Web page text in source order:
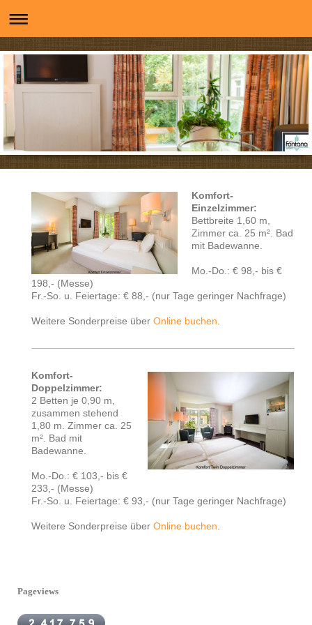
Komfort-
Einzelzimmer:
Bettbreite 1,60 m,
Zimmer ca. 25 m². Bad
mit Badewanne.
Mo.-Do.: € 98,- bis €
198,- (Messe)
Fr.-So.
u. Feiertage: € 88,- (nur Tage geringer Nachfrage)
Weitere Sonderpreise über Online buchen
Komfort-
Doppelzimmer:
2 Betten je 0,90 m,
zusammen stehend
1,80 m. Zimmer ca. 25
m². Bad mit
Badewanne.
Mo.-Do.: € 103,- bis €
233,- (Messe)
Fr.-So. u. Feiertage: € 93,- (nur Tage geringer Nachfrage)
Weitere Sonderpreise über Online buchen
Pageviews